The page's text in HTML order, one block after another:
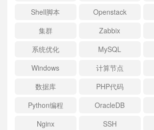
Shell脚本
Openstack
集群
Zabbix
系统优化
MySQL
Windows
计算节点
数据库
PHP代码
Python编程
OracleDB
Nginx
SSH